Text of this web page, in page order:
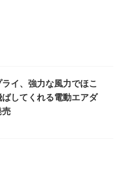
イ、強力な風力でほこ
ばしてくれる電動エアダ
売